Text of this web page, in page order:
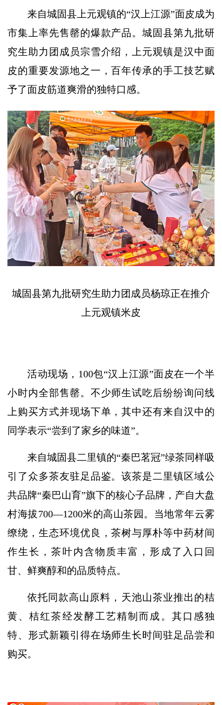
来自城固县上元观镇的“汉上江源”面皮成为
市集上率先售罄的爆款产品。城固县第九批研
究生助力团成员宗雪介绍，上元观镇是汉中面
皮的重要发源地之一，百年传承的手工技艺赋
予了面皮筋道爽滑的独特口感。
城固县第九批研究生助力团成员杨琼正在推介
上元观镇米皮
活动现场，100包“汉上江源”面皮在一个半
小时内全部售罄。不少师生试吃后纷纷询问线
上购买方式并现场下单，其中还有来自汉中的
同学表示“尝到了家乡的味道”。
来自城固县二里镇的“秦巴茗冠”绿茶同样吸
引了众多茶友驻足品鉴。该茶是二里镇区域公
共品牌“秦巴山育”旗下的核心子品牌，产自大盘
村海拔700—1200米的高山茶园。当地常年云雾
缭绕，生态环境优良，茶树与厚朴等中药材间
作生长，茶叶内含物质丰富，形成了入口回
甘、鲜爽醇和的品质特点。
依托同款高山原料，天池山茶业推出的桔
黄、桔红茶经发酵工艺精制而成。其口感独
特、形式新颖引得在场师生长时间驻足品尝和
购买。